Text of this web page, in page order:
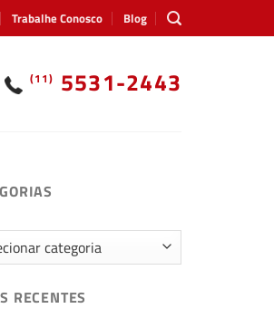
Trabalhe Conosco Blog
(11) 5531-2443
RECENTES